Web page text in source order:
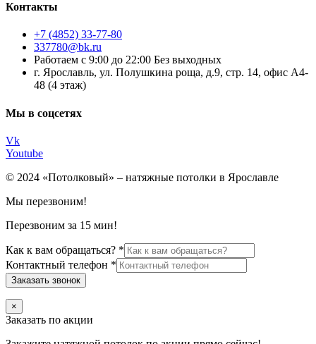
Контакты
+7 (4852) 33-77-80
337780@bk.ru
Работаем с 9:00 до 22:00 Без выходных
г. Ярославль, ул. Полушкина роща, д.9, стр. 14, офис А4-
48 (4 этаж)
Мы в соцсетях
Vk
Youtube
© 2024 «Потолковый» – натяжные потолки в Ярославле
Мы перезвоним!
Перезвоним за 15 мин!
Как к вам обращаться? *
Контактный телефон *
Заказать звонок
×
Заказать по акции